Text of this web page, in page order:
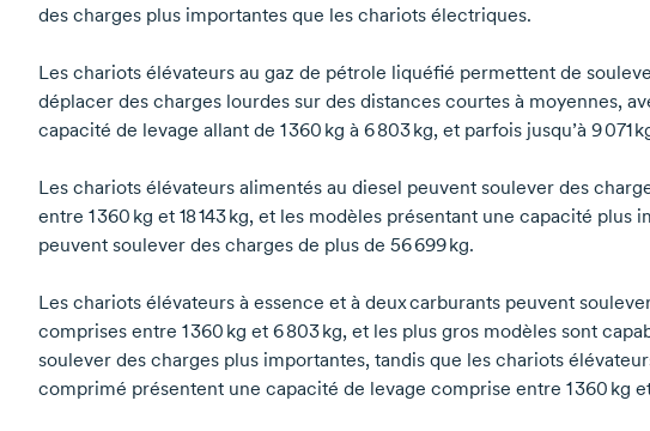
des charges plus importantes que les chariots électriques.
Les chariots élévateurs au gaz de pétrole liquéfié permettent de
déplacer des charges lourdes sur des distances courtes à moyennes,
capacité de levage allant de1 360 kg à6 803 kg, et parfois jusqu’à9 071
Les chariots élévateurs alimentés au diesel peuvent soulever des
entre1 360 kg et18 143 kg, et les modèles présentant une capacité plus
peuvent soulever des charges de plus de56 699 kg.
Les chariots élévateurs à essence et à deux carburants peuvent
comprises entre1 360 kg et6 803 kg, et les plus gros modèles sont
soulever des charges plus importantes, tandis que les chariots
comprimé présentent une capacité de levage comprise entre1 360 kg